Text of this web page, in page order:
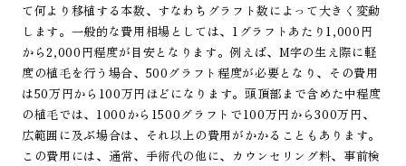
て何より移植する本数、すなわちグラフト数によって大きく変動
します。一般的な費用相場としては、1グラフトあたり1,000円
から2,000円程度が目安となります。例えば、M字の生え際に軽
度の植毛を行う場合、500グラフト程度が必要となり、その費用
は50万円から100万円ほどになります。頭頂部まで含めた中程度
の植毛では、1000から1500グラフトで100万円から300万円、
広範囲に及ぶ場合は、それ以上の費用がかかることもあります。
この費用には、通常、手術代の他に、カウンセリング料、事前検